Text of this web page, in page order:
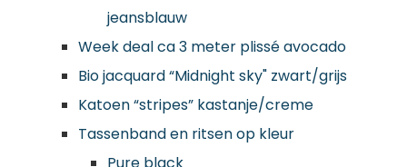
jeansblauw
Week deal ca 3 meter plissé avocado
Bio jacquard “Midnight sky" zwart/grijs
Katoen “stripes” kastanje/creme
Tassenband en ritsen op kleur